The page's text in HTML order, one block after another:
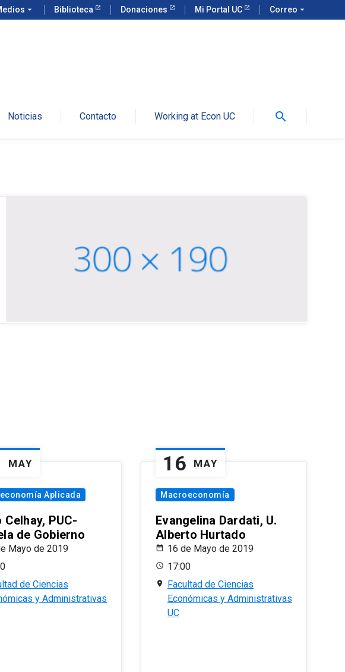
arrow_drop_down Biblioteca Donaciones Mi Portal UC Correo arrow_drop_down
Noticias Contacto Working at Econ UC search
MAY
Aplicada
Celhay, PUC-
de Gobierno
Mayo de 2019
de Ciencias
y Administrativas
16 MAY
Macroeconomía
Evangelina Dardati, U.
Alberto Hurtado
16 de Mayo de 2019
17:00
Facultad de Ciencias
Económicas y Administrativas
UC